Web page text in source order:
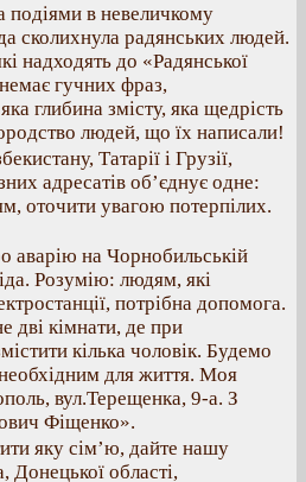
подіями в невеличкому
сколихнула радянських людей.
надходять до «Радянської
гучних фраз,
глибина змісту, яка щедрість
людей, що їх написали!
Татарії і Грузії,
адресатів об’єднує одне:
оточити увагою потерпілих.
аварію на Чорнобильській
Розумію: людям, які
потрібна допомога.
дві кімнати, де при
кілька чоловік. Будемо
необхідним для життя. Моя
вул.Терещенка, 9-а. З
Фіщенко».
яку сім’ю, дайте нашу
Донецької області,